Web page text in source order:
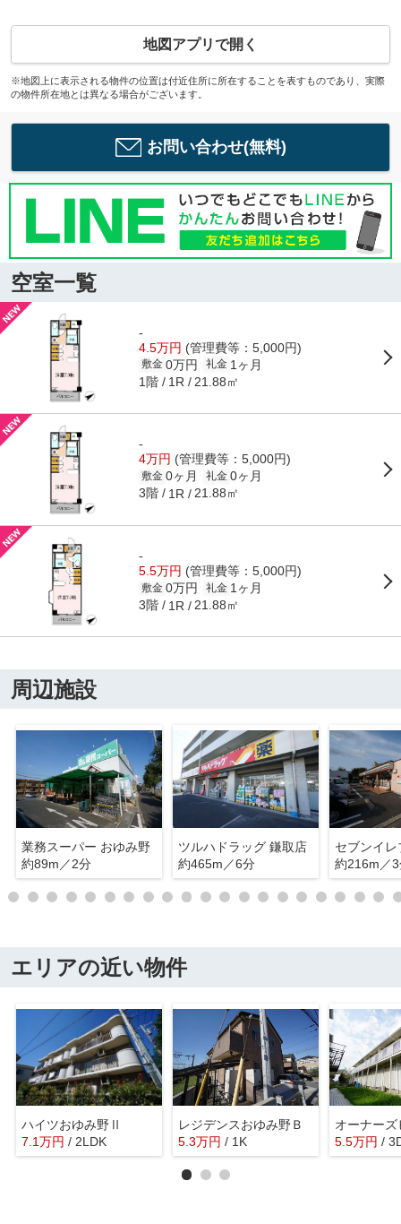
地図アプリで開く
※地図上に表示される物件の位置は付近住所に所在することを表すものであり、実際
の物件所在地とは異なる場合がございます。
お問い合わせ(無料)
空室一覧
-
4.5万円 (管理費等：5,000円)
敷金 0万円 礼金 1ヶ月
1階 1R 21.88㎡
-
4万円 (管理費等：5,000円)
敷金 0ヶ月 礼金 0ヶ月
3階 1R 21.88㎡
-
5.5万円 (管理費等：5,000円)
敷金 0万円 礼金 1ヶ月
3階 1R 21.88㎡
周辺施設
業務スーパー おゆみ野
約89m／2分
ツルハドラッグ 鎌取店
約465m／6分
約216m／
エリアの近い物件
ハイツおゆみ野Ⅱ
7.1万円 / 2LDK
レジデンスおゆみ野Ｂ
5.3万円 / 1K 5.5万円 /